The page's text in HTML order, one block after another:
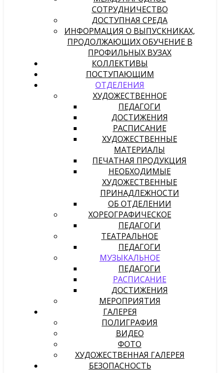
СОТРУДНИЧЕСТВО
ДОСТУПНАЯ СРЕДА
ИНФОРМАЦИЯ О ВЫПУСКНИКАХ,
ПРОДОЛЖАЮЩИХ ОБУЧЕНИЕ В
ПРОФИЛЬНЫХ ВУЗАХ
КОЛЛЕКТИВЫ
ПОСТУПАЮЩИМ
ОТДЕЛЕНИЯ
ХУДОЖЕСТВЕННОЕ
ПЕДАГОГИ
ДОСТИЖЕНИЯ
РАСПИСАНИЕ
ХУДОЖЕСТВЕННЫЕ
МАТЕРИАЛЫ
ПЕЧАТНАЯ ПРОДУКЦИЯ
НЕОБХОДИМЫЕ
ХУДОЖЕСТВЕННЫЕ
ПРИНАДЛЕЖНОСТИ
ОБ ОТДЕЛЕНИИ
ХОРЕОГРАФИЧЕСКОЕ
ПЕДАГОГИ
ТЕАТРАЛЬНОЕ
ПЕДАГОГИ
МУЗЫКАЛЬНОЕ
ПЕДАГОГИ
РАСПИСАНИЕ
ДОСТИЖЕНИЯ
МЕРОПРИЯТИЯ
ГАЛЕРЕЯ
ПОЛИГРАФИЯ
ВИДЕО
ФОТО
ХУДОЖЕСТВЕННАЯ ГАЛЕРЕЯ
БЕЗОПАСНОСТЬ